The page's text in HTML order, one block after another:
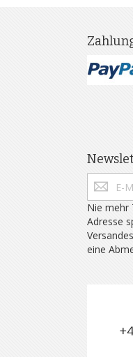
Nie mehr
Adresse
eine